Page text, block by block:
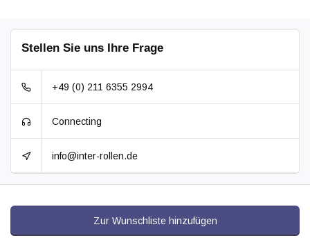
Stellen Sie uns Ihre Frage
+49 (0) 211 6355 2994
Connecting
info@inter-rollen.de
Zur Wunschliste hinzufügen